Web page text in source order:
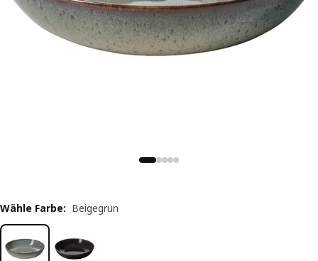
Wähle Farbe: Beigegrün